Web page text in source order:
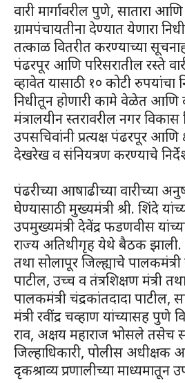
वारी मार्गावरील पुणे, सातारा
ग्रामपंचायतीना देण्यात येणारा
तत्काळ वितरीत करण्याच्या
पंढरपूर आणि परिसरातील रस्ते
व्हावेत यासाठी १० कोटी रुपयांचा
निधीतून होणारी कामे वेळेत आणि
मंत्रालयीन स्तरावरील नगर विकास
उपसचिवांनी प्रत्यक्ष पंढरपूर आणि
देखरेख व संनियत्रण करण्याचे
पंढरीच्या आषाढीच्या वारीच्या
घेण्यासाठी मुख्यमंत्री श्री. शिंदे
उपमुख्यमंत्री देवेंद्र फडणवीस
राज्य अतिथीगृह येथे बैठक
तथा सोलापूर जिल्ह्याचे
पाटील, उच्च व तंत्रशिक्षण मंत्री
पालकमंत्री चंद्रकांतदादा पाटील,
मंत्री रवींद्र चव्हाण यांच्यासह
राव, अक्षय महाराज भोसले तसेच
जिल्हाधिकारी, पोलीस अधीक्षक
दृकश्राव्य प्रणालीच्या माध्यमातून